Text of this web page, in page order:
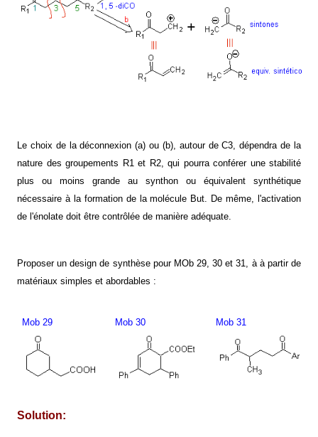
Le choix de la déconnexion (a) ou (b), autour de C3, dépendra de la
nature des groupements R1 et R2, qui pourra conférer une stabilité
plus ou moins grande au synthon ou équivalent synthétique
nécessaire à la formation de la molécule But.
De même, l'activation
de l'énolate doit être contrôlée de manière adéquate.
Proposer un design de synthèse pour MOb 29, 30 et 31, à à partir de
matériaux simples et abordables :
Mob 29 Mob 30 Mob 31
Solution: